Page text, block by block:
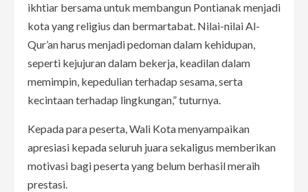
ikhtiar bersama untuk membangun Pontianak menjadi
kota yang religius dan bermartabat. Nilai-nilai Al-
Qur’an harus menjadi pedoman dalam kehidupan,
seperti kejujuran dalam bekerja, keadilan dalam
memimpin, kepedulian terhadap sesama, serta
kecintaan terhadap lingkungan,” tuturnya.
Kepada para peserta, Wali Kota menyampaikan
apresiasi kepada seluruh juara sekaligus memberikan
motivasi bagi peserta yang belum berhasil meraih
prestasi.